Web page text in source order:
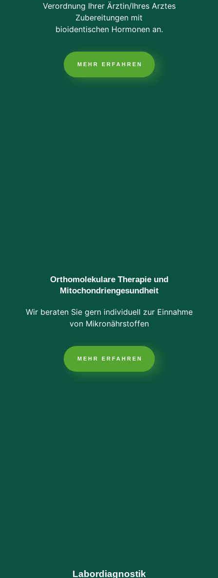
Verordnung Ihrer Ärztin/Ihres Arztes
Zubereitungen mit
bioidentischen Hormonen an.
MEHR ERFAHREN
Orthomolekulare Therapie und
Mitochondriengesundheit
Wir beraten Sie gern individuell zur Einnahme
von Mikronährstoffen
MEHR ERFAHREN
Labordiagnostik